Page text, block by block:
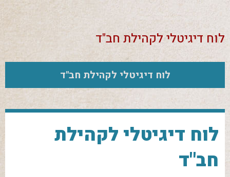
לוח דיגיטלי לקהילת חב"ד
לוח דיגיטלי לקהילת חב"ד
לוח דיגיטלי לקהילת
חב"ד